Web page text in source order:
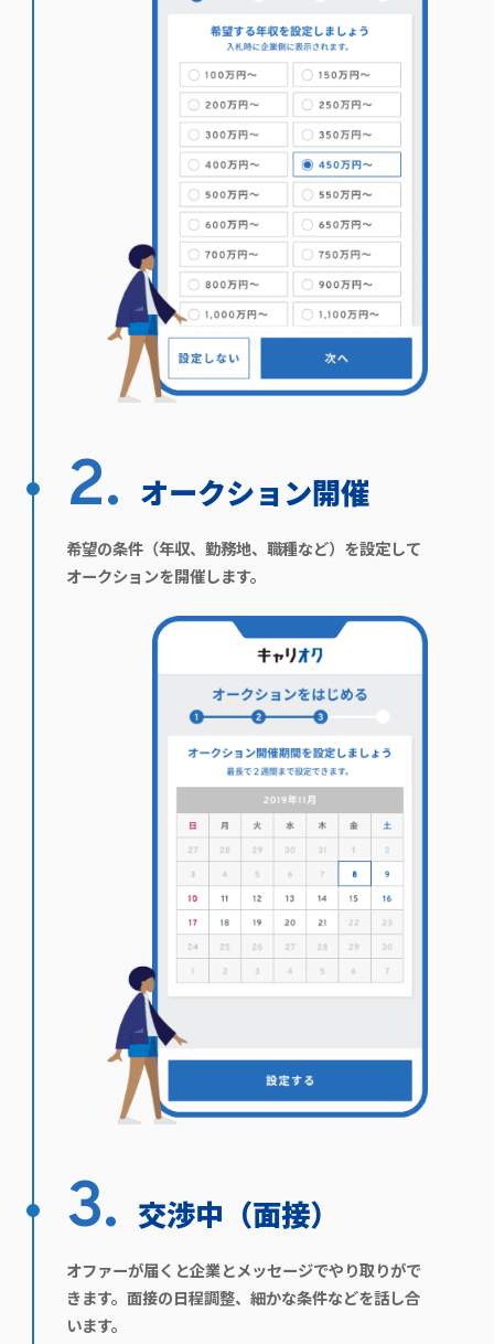
2. オークション開催
希望の条件（年収、勤務地、職種など）を設定して
オークションを開催します。
3. 交渉中（面接）
オファーが届くと企業とメッセージでやり取りがで
きます。面接の日程調整、細かな条件などを話し合
います。